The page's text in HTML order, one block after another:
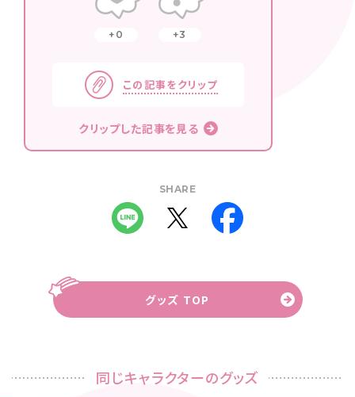
0 3
この記事をクリップ
クリップした記事を見る
SHARE
グッズ TOP
同じキャラクターのグッズ